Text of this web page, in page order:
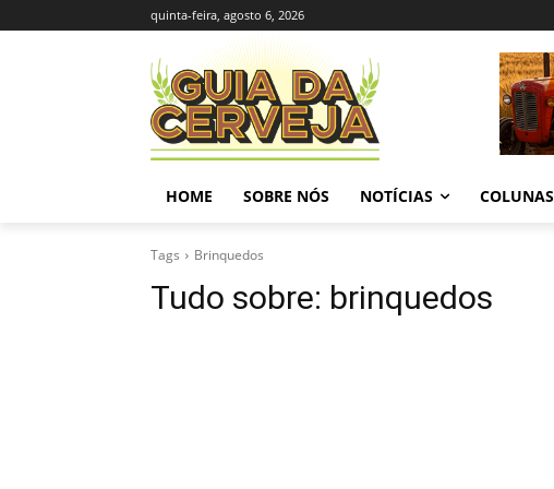
quinta-feira, agosto 6, 2026
HOME SOBRE NÓS NOTÍCIAS COLUNAS
Tags Brinquedos
Tudo sobre: brinquedos